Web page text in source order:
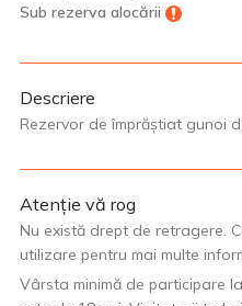
Sub rezerva alocării
Descriere
Rezervor de împrăștiat gunoi
Atenție vă rog
Nu există drept de retragere.
utilizare pentru mai multe
Vârsta minimă de participare